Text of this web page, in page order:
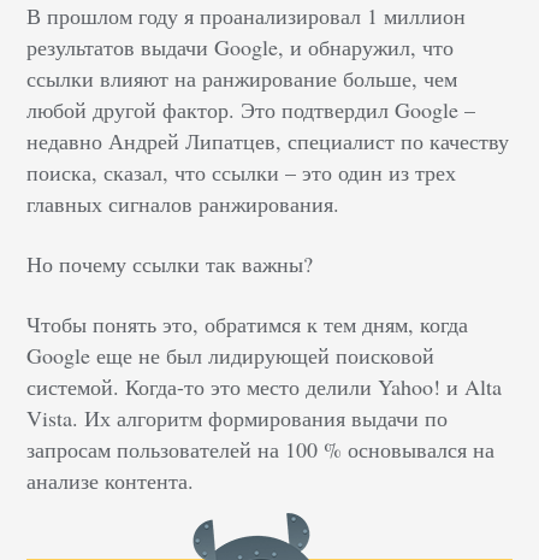
В прошлом году я проанализировал 1 миллион
результатов выдачи Google, и обнаружил, что
ссылки влияют на ранжирование больше, чем
любой другой фактор. Это подтвердил Google –
недавно Андрей Липатцев, специалист по качеству
поиска, сказал, что ссылки – это один из трех
главных сигналов ранжирования.
Но почему ссылки так важны?
Чтобы понять это, обратимся к тем дням, когда
Google еще не был лидирующей поисковой
системой. Когда-то это место делили Yahoo! и Alta
Vista. Их алгоритм формирования выдачи по
запросам пользователей на 100 % основывался на
анализе контента.